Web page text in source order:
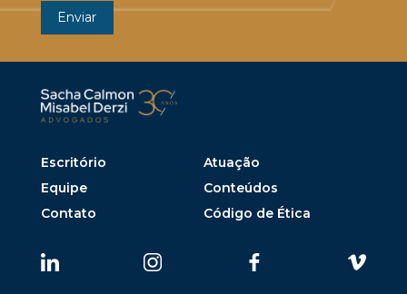
Escritório
Atuação
Equipe
Conteúdos
Contato
Código de Ética